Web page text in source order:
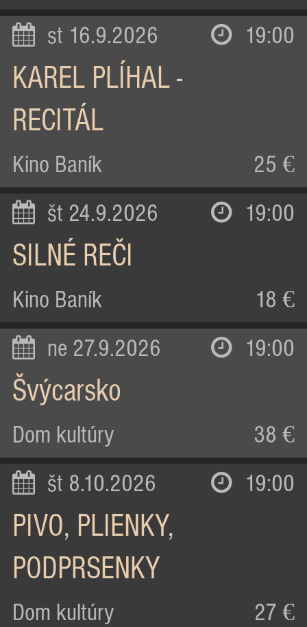
st 16.9.2026 19:00
KAREL PLÍHAL -
RECITÁL
Kino Baník 25 €
št 24.9.2026 19:00
SILNÉ REČI
Kino Baník 18 €
ne 27.9.2026 19:00
Švýcarsko
Dom kultúry 38 €
št 8.10.2026 19:00
PIVO, PLIENKY,
PODPRSENKY
Dom kultúry 27 €